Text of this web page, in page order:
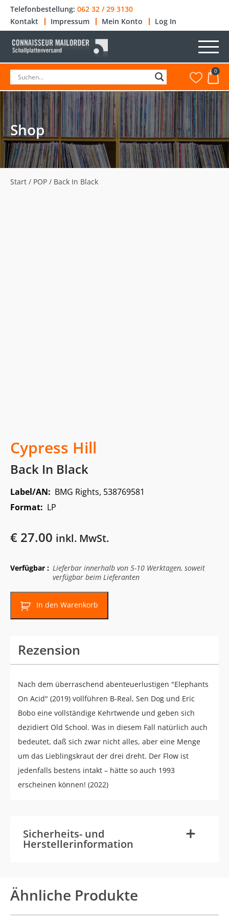
Telefonbestellung: 062 32 / 29 3130
Kontakt
Impressum Mein Konto Log In
0
Shop
Start / POP / Back In Black
Cypress Hill
Back In Black
Label/AN: BMG Rights, 538769581
Format: LP
€ 27.00 inkl. MwSt.
Verfügbar : Lieferbar innerhalb von 5-10 Werktagen, soweit
verfügbar beim Lieferanten
In den Warenkorb
Rezension
Nach dem überraschend abenteuerlustigen "Elephants
On Acid" (2019) vollführen B-Real, Sen Dog und Eric
Bobo eine vollständige Kehrtwende und geben sich
dezidiert Old School. Was in diesem Fall natürlich auch
bedeutet, daß sich zwar nicht alles, aber eine Menge
um das Lieblingskraut der drei dreht. Der Flow ist
jedenfalls bestens intakt – hätte so auch 1993
erscheinen können! (2022)
Sicherheits- und
Herstellerinformation +
-
Ähnliche Produkte